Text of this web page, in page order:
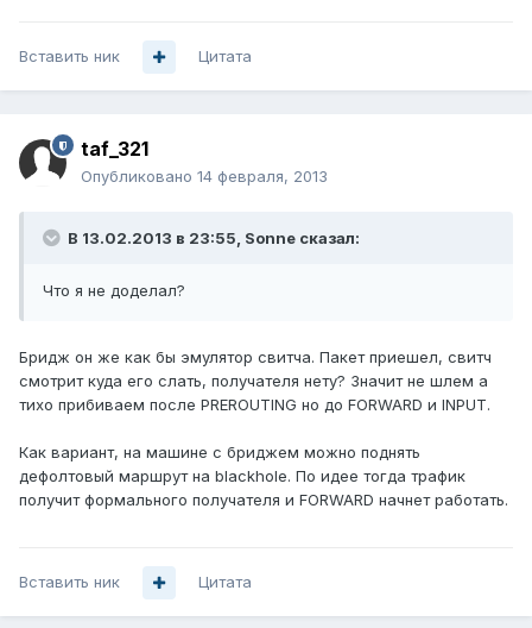
Вставить ник Цитата
taf_321
Опубликовано 14 февраля, 2013
В 13.02.2013 в 23:55, Sonne сказал:
Что я не доделал?
Бридж он же как бы эмулятор свитча. Пакет приешел, свитч
смотрит куда его слать, получателя нету? Значит не шлем а
тихо прибиваем после PREROUTING но до FORWARD и INPUT.
Как вариант, на машине с бриджем можно поднять
дефолтовый маршрут на blackhole. По идее тогда трафик
получит формального получателя и FORWARD начнет работать.
Вставить ник Цитата